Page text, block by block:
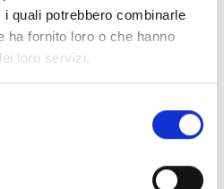
quali potrebbero combinarle
ha fornito loro o che hanno
loro servizi.
by a short presentation and